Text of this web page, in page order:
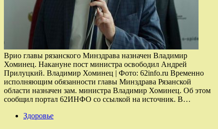
Врио главы рязанского Минздрава назначен Владимир
Хоминец. Накануне пост министра освободил Андрей
Прилуцкий. Владимир Хоминец | Фото: 62info.ru Временно
исполняющим обязанности главы Минздрава Рязанской
области назначен зам. министра Владимир Хоминец. Об этом
сообщил портал 62ИНФО со ссылкой на источник. В…
Здоровье